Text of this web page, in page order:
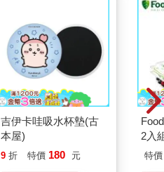
吉伊卡哇吸水杯墊(古
本屋)
9 折 特價 180 元
2入
特價